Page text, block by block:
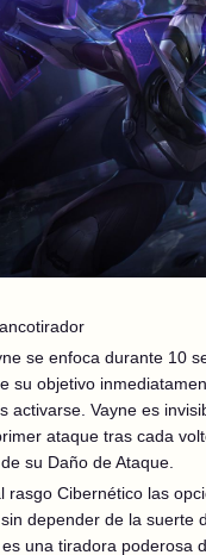
se enfoca durante 10
su objetivo
activarse. Vayne es
ataque tras cada
su Daño de Ataque.
rasgo Cibernético las
depender de la suerte
es una tiradora poderosa